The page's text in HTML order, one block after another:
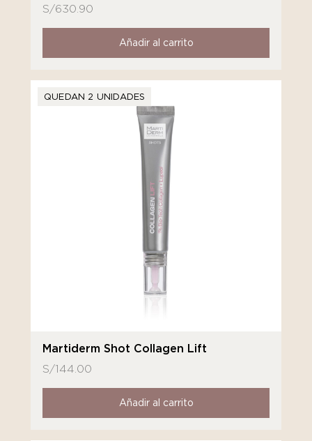
S/630.90
Añadir al carrito
QUEDAN 2 UNIDADES
Martiderm Shot Collagen Lift
S/144.00
Añadir al carrito